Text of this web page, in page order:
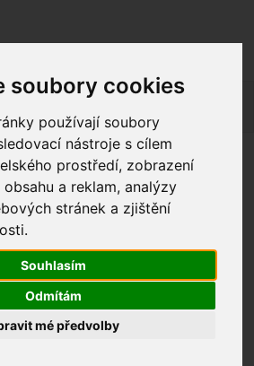
soubory cookies
používají soubory
nástroje s cílem
prostředí, zobrazení
a reklam, analýzy
stránek a zjištění
Souhlasím
Odmítám
mé předvolby
chvíli je Náš internetový obchod v
on-line nyní nelze vyřídit.